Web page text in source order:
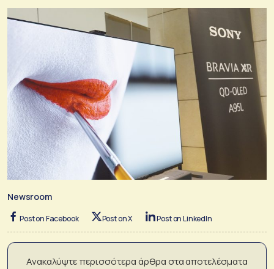
Newsroom
Post on Facebook Post on X Post on LinkedIn
Ανακαλύψτε περισσότερα άρθρα στα αποτελέσματα